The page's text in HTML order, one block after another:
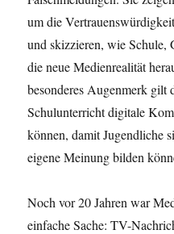
um die
und skizzieren, wie Schule,
die neue Medienrealität
besonderes Augenmerk gilt
Schulunterricht digitale
können, damit Jugendliche
eigene Meinung bilden
Noch vor 20 Jahren war
einfache Sache: TV-